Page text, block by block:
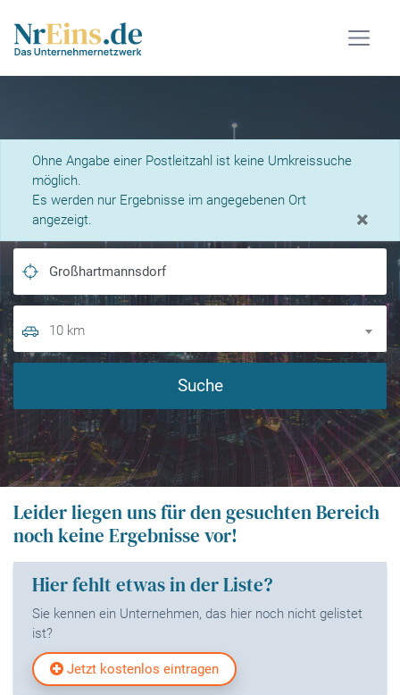
Ohne Angabe einer Postleitzahl ist keine Umkreissuche
möglich.
Es werden nur Ergebnisse im angegebenen Ort
angezeigt.
×
Was suchen Sie?
10 km
Suche
Leider liegen uns für den gesuchten Bereich
noch keine Ergebnisse vor!
Hier fehlt etwas in der Liste?
Sie kennen ein Unternehmen, das hier noch nicht gelistet
ist?
Jetzt kostenlos eintragen